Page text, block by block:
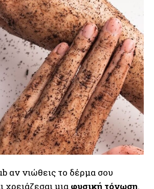
αν νιώθεις το δέρμα σου
μια φυσική τόνωση.